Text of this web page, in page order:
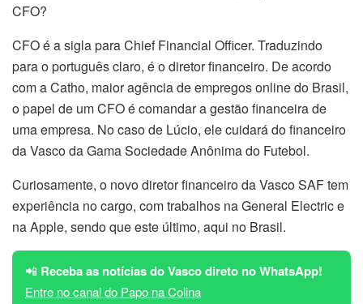
CFO?
CFO é a sigla para Chief Financial Officer. Traduzindo
para o português claro, é o diretor financeiro. De acordo
com a Catho, maior agência de empregos online do Brasil,
o papel de um CFO é comandar a gestão financeira de
uma empresa. No caso de Lúcio, ele cuidará do financeiro
da Vasco da Gama Sociedade Anônima do Futebol.
Curiosamente, o novo diretor financeiro da Vasco SAF tem
experiência no cargo, com trabalhos na General Electric e
na Apple, sendo que este último, aqui no Brasil.
📲 Receba as notícias do Vasco direto no WhatsApp!
Entre no canal do Papo na Colina